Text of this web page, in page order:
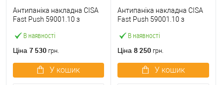
В наявності
Антипаніка накладна CISA
Fast Push 59001.10 з
червона
Ціна 7 530 грн.
У кошик
В наявності
Антипаніка накладна CISA
Fast Push 59001.10 з
мм червона
Ціна 8 250 грн.
У кошик